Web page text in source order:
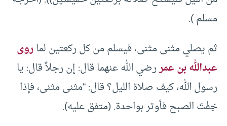
مسلم ).
ثم يصلي مثنى مثنى، فيسلم من كل ركعتين لماروى
عبدالله بن عمررضي الله عنهما قال: إن رجلاً قال: يا
رسول الله، كيف صلاة الليل؟ قال: “مثنى مثنى، فإذا
خِفْتَ الصبح فأوتر بواحدة. (متفق عليه).